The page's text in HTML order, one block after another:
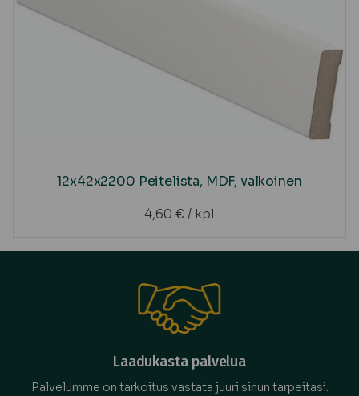
12x42x2200 Peitelista, MDF, valkoinen
4,60 € / kpl
Laadukasta palvelua
Palvelumme on tarkoitus vastata juuri sinun tarpeitasi.